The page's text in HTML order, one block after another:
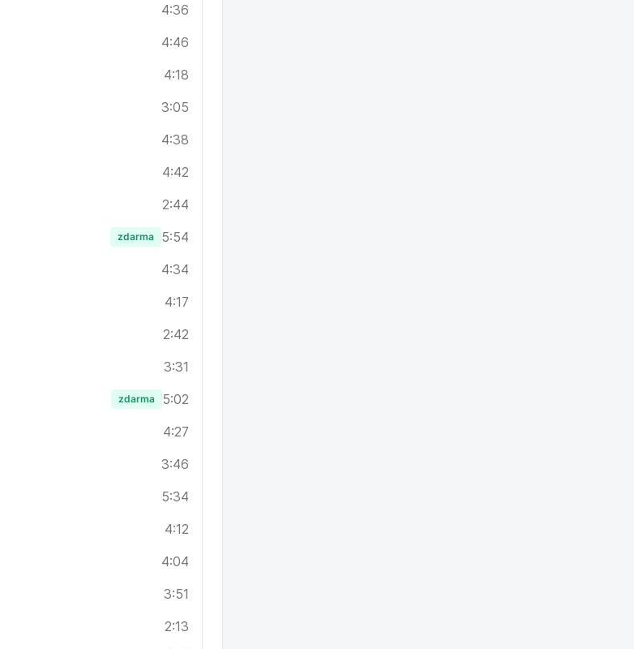
4:36
4:46
4:18
3:05
4:38
4:42
2:44
zdarma
5:54
4:34
4:17
2:42
3:31
zdarma
5:02
4:27
3:46
5:34
4:12
4:04
3:51
2:13